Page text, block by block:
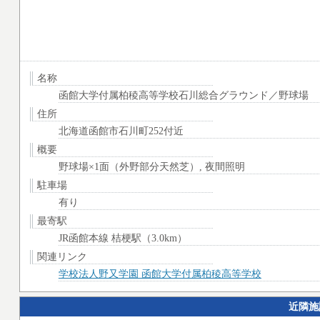
名称
函館大学付属柏稜高等学校石川総合グラウンド／野球場
住所
北海道函館市石川町252付近
概要
野球場×1面（外野部分天然芝）, 夜間照明
駐車場
有り
最寄駅
JR函館本線 桔梗駅（3.0km）
関連リンク
学校法人野又学園 函館大学付属柏稜高等学校
近隣